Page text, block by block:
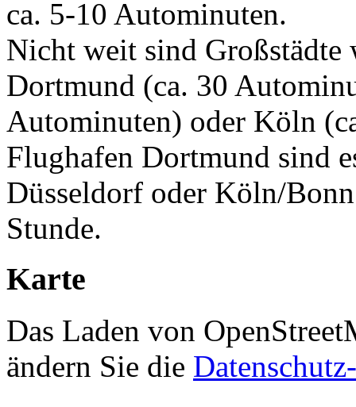
ca. 5-10 Autominuten.
Nicht weit sind Großstädte
Dortmund (ca. 30
Autominuten) oder Köln
Flughafen Dortmund sind
Düsseldorf oder Köln/
Stunde.
Karte
Das Laden von
ändern Sie die